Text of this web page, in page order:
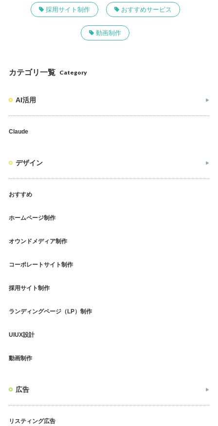
採用サイト制作 おすすめサービス
動画制作
カテゴリ一覧 Category
AI活用
Claude
デザイン
おすすめ
ホームページ制作
オウンドメディア制作
コーポレートサイト制作
採用サイト制作
ランディングページ（LP）制作
UIUX設計
動画制作
広告
リスティング広告